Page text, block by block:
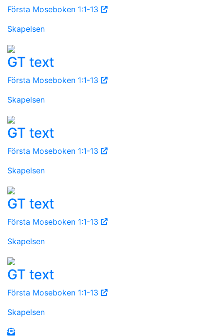
Första Moseboken 1:1-13
Skapelsen
GT text
Första Moseboken 1:1-13
Skapelsen
GT text
Första Moseboken 1:1-13
Skapelsen
GT text
Första Moseboken 1:1-13
Skapelsen
GT text
Första Moseboken 1:1-13
Skapelsen